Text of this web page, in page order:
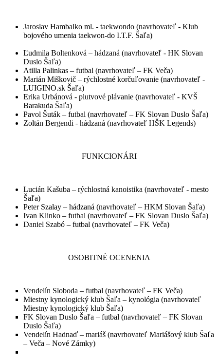
Jaroslav Hambalko ml. - taekwondo (navrhovateľ - Klub
bojového umenia taekwon-do I.T.F. Šaľa)
Ľudmila Boltenková – hádzaná (navrhovateľ - HK Slovan
Duslo Šaľa)
Atilla Palinkas – futbal (navrhovateľ – FK Veča)
Marián Miškovič – rýchlostné korčuľovanie (navrhovateľ -
LUIGINO.sk Šaľa)
Erika Urbánová - plutvové plávanie (navrhovateľ - KVŠ
Barakuda Šaľa)
Pavol Šuták – futbal (navrhovateľ – FK Slovan Duslo Šaľa)
Zoltán Bergendi - hádzaná (navrhovateľ HŠK Legends)
FUNKCIONÁRI
Lucián Kašuba – rýchlostná kanoistika (navrhovateľ - mesto
Šaľa)
Peter Szalay – hádzaná (navrhovateľ – HKM Slovan Šaľa)
Ivan Klinko – futbal (navrhovateľ – FK Slovan Duslo Šaľa)
Daniel Szabó – futbal (navrhovateľ – FK Veča)
OSOBITNÉ OCENENIA
Vendelín Sloboda – futbal (navrhovateľ – FK Veča)
Miestny kynologický klub Šaľa – kynológia (navrhovateľ
Miestny kynologický klub Šaľa)
FK Slovan Duslo Šaľa – futbal (navrhovateľ – FK Slovan
Duslo Šaľa)
Vendelín Hadnaď – mariáš (navrhovateľ Mariášový klub Šaľa
– Veča – Nové Zámky)